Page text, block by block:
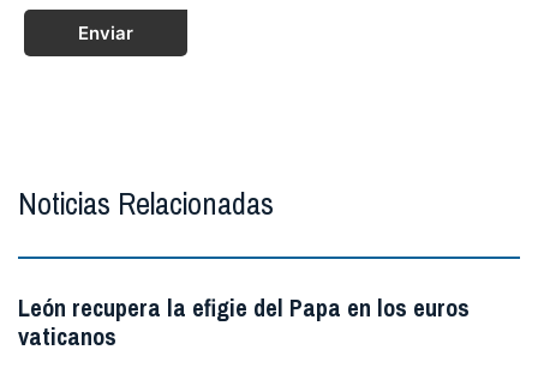
Enviar
Noticias Relacionadas
León recupera la efigie del Papa en los euros
vaticanos